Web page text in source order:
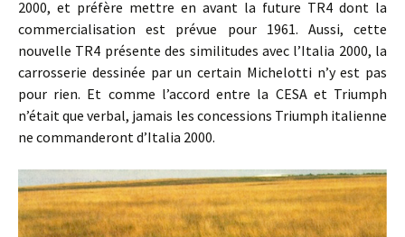
2000, et préfère mettre en avant la future TR4 dont la
commercialisation est prévue pour 1961. Aussi, cette
nouvelle TR4 présente des similitudes avec l’Italia 2000, la
carrosserie dessinée par un certain Michelotti n’y est pas
pour rien. Et comme l’accord entre la CESA et Triumph
n’était que verbal, jamais les concessions Triumph italienne
ne commanderont d’Italia 2000.